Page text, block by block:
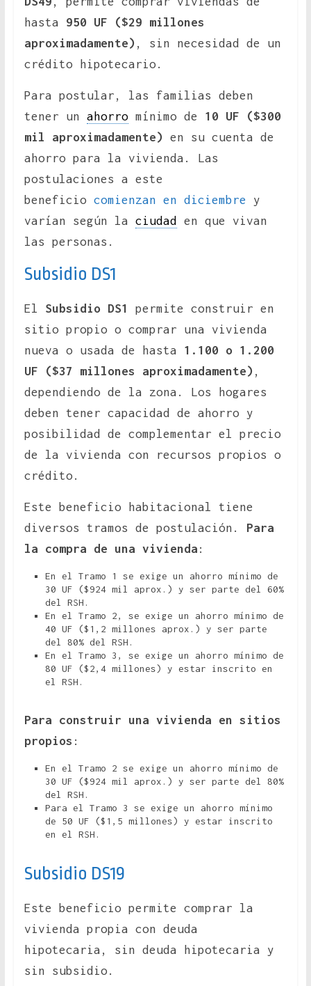
hasta 950 UF
($29 millones
aproximadamente) , sin necesidad de un
crédito hipotecario.
Para postular, las familias deben
tener un ahorromínimo de 10 UF ($300
mil aproximadamente) en su cuenta de
ahorro para la vivienda. Las
postulaciones a este
beneficio comienzan en diciembre y
varían según la ciudad
en que vivan
las personas.
Subsidio DS1
El Subsidio DS1
permite construir en
sitio propio o comprar una vivienda
nueva o usada de hasta 1.100 o 1.200
UF
($37 millones aproximadamente) ,
dependiendo de la zona. Los hogares
deben tener capacidad de ahorro y
posibilidad de complementar el precio
de la vivienda con recursos propios o
crédito.
Este beneficio habitacional tiene
diversos tramos de postulación. Para
la compra de una vivienda :
En el Tramo 1 se exige un ahorro mínimo de
30 UF ($924 mil aprox.) y ser parte del 60%
del RSH.
En el Tramo 2, se exige un ahorro mínimo de
40 UF ($1,2 millones aprox.) y ser parte
del 80% del RSH.
En el Tramo 3, se exige un ahorro mínimo de
80 UF ($2,4 millones) y estar inscrito en
el RSH.
Para construir una vivienda en sitios
propios :
En el Tramo 2 se exige un ahorro mínimo de
30 UF ($924 mil aprox.) y ser parte del 80%
del RSH.
Para el Tramo 3 se exige un ahorro mínimo
de 50 UF ($1,5 millones) y estar inscrito
en el RSH.
Subsidio DS19
Este beneficio permite comprar la
vivienda propia con deuda
hipotecaria, sin deuda hipotecaria y
sin subsidio.